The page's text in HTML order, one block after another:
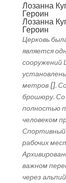
Лозанна
Героин
Лозанна
Героин
Церковь
является
сооружений
метров [].
брошюру. Со
полностью
человеком
Спортивный
рабочих
важном
через